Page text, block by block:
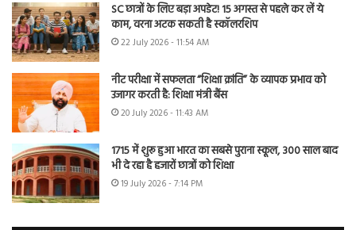
SC छात्रों के लिए बड़ा अपडेट! 15 अगस्त से पहले कर लें ये
काम, वरना अटक सकती है स्कॉलरशिप
22 July 2026 - 11:54 AM
नीट परीक्षा में सफलता “शिक्षा क्रांति” के व्यापक प्रभाव को
उजागर करती है: शिक्षा मंत्री बैंस
20 July 2026 - 11:43 AM
1715 में शुरू हुआ भारत का सबसे पुराना स्कूल, 300 साल बाद
भी दे रहा है हजारों छात्रों को शिक्षा
19 July 2026 - 7:14 PM